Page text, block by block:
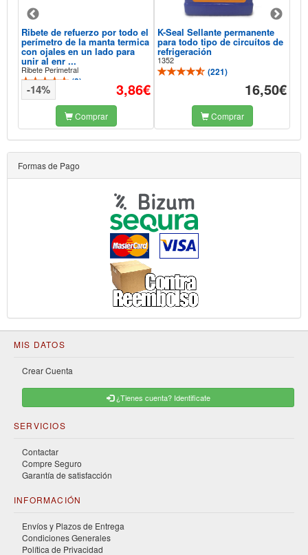
Ribete de refuerzo por todo el
perímetro de la manta termica
con ojales en un lado para
unir al enr ...
Ribete Perimetral
(3) 3,86€
-14%
Comprar
K-Seal Sellante permanente
para todo tipo de circuítos de
refrigeración
1352
(221)
16,50€
Comprar
Formas de Pago
MIS DATOS
Crear Cuenta
¿Tienes cuenta? Identificate
SERVICIOS
Contactar
Compre Seguro
Garantía de satisfacción
INFORMACIÓN
Envíos y Plazos de Entrega
Condiciones Generales
Política de Privacidad